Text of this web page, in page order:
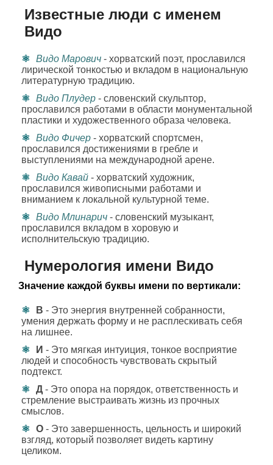
Известные люди с именем
Видо
Видо Марович - хорватский поэт, прославился
лирической тонкостью и вкладом в национальную
литературную традицию.
Видо Плудер - словенский скульптор,
прославился работами в области монументальной
пластики и художественного образа человека.
Видо Фичер - хорватский спортсмен,
прославился достижениями в гребле и
выступлениями на международной арене.
Видо Кавай - хорватский художник,
прославился живописными работами и
вниманием к локальной культурной теме.
Видо Млинарич - словенский музыкант,
прославился вкладом в хоровую и
исполнительскую традицию.
Нумерология имени Видо
Значение каждой буквы имени по вертикали:
В - Это энергия внутренней собранности,
умения держать форму и не расплескивать себя
на лишнее.
И - Это мягкая интуиция, тонкое восприятие
людей и способность чувствовать скрытый
подтекст.
Д - Это опора на порядок, ответственность и
стремление выстраивать жизнь из прочных
смыслов.
О - Это завершенность, цельность и широкий
взгляд, который позволяет видеть картину
целиком.